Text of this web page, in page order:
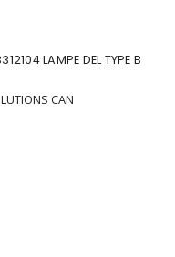
LAMPE DEL TYPE B
CAN